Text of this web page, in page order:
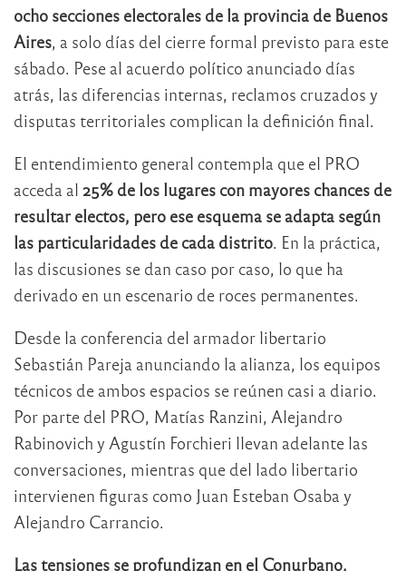
ocho secciones electorales de la provincia de Buenos
Aires, a solo días del cierre formal previsto para este
sábado. Pese al acuerdo político anunciado días
atrás, las diferencias internas, reclamos cruzados y
disputas territoriales complican la definición final.
El entendimiento general contempla que el PRO
acceda al 25% de los lugares con mayores chances de
resultar electos, pero ese esquema se adapta según
las particularidades de cada distrito. En la práctica,
las discusiones se dan caso por caso, lo que ha
derivado en un escenario de roces permanentes.
Desde la conferencia del armador libertario
Sebastián Pareja anunciando la alianza, los equipos
técnicos de ambos espacios se reúnen casi a diario.
Por parte del PRO, Matías Ranzini, Alejandro
Rabinovich y Agustín Forchieri llevan adelante las
conversaciones, mientras que del lado libertario
intervienen figuras como Juan Esteban Osaba y
Alejandro Carrancio.
Las tensiones se profundizan en el Conurbano,